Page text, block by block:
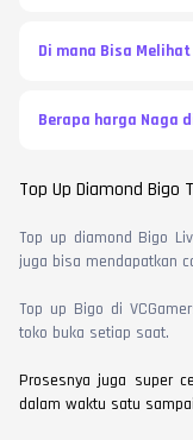
Di mana Bisa
Berapa harga Naga
Top Up Diamond Bigo
Top up diamond Bigo
juga bisa mendapatkan
Top up Bigo di
toko buka setiap saat.
Prosesnya juga super
dalam waktu satu